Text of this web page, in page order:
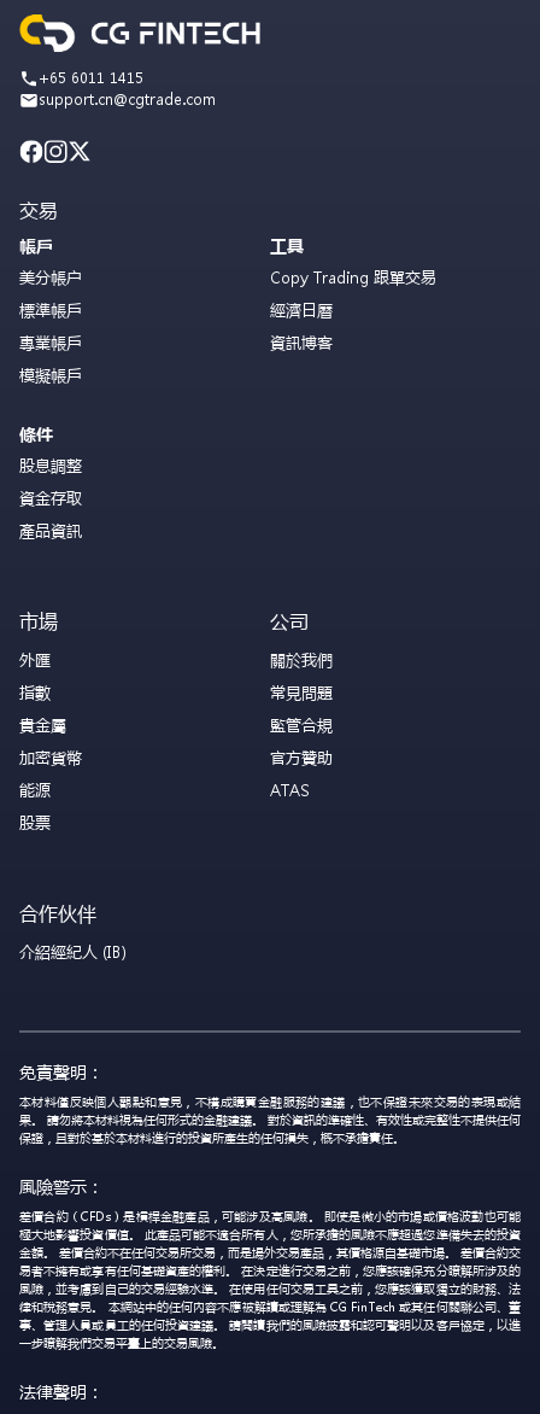
+65 6011 1415
support.cn@cgtrade.com
交易
帳戶
美分帳户
標準帳戶
專業帳戶
模擬帳戶
條件
股息調整
資金存取
產品資訊
工具
Copy Trading 跟單交易
經濟日曆
資訊博客
市場
外匯
指數
貴金屬
加密貨幣
能源
股票
公司
關於我們
常見問題
監管合規
官方贊助
ATAS
合作伙伴
介紹經紀人 (IB)
免責聲明：
本材料僅反映個人觀點和意見，不構成購買金融服務的建議，也不保證未來交易的表現或結
果。 請勿將本材料視為任何形式的金融建議。 對於資訊的準確性、有效性或完整性不提供任何
保證，且對於基於本材料進行的投資所產生的任何損失，概不承擔責任。
風險警示：
差價合約（CFDs）是槓桿金融產品，可能涉及高風險。 即使是微小的市場或價格波動也可能
極大地影響投資價值。 此產品可能不適合所有人，您所承擔的風險不應超過您準備失去的投資
金額。 差價合約不在任何交易所交易，而是場外交易產品，其價格源自基礎市場。 差價合約交
易者不擁有或享有任何基礎資產的權利。 在決定進行交易之前，您應該確保充分瞭解所涉及的
風險，並考慮到自己的交易經驗水準。 在使用任何交易工具之前，您應該獲取獨立的財務、法
律和稅務意見。 本網站中的任何內容不應被解讀或理解為 CG FinTech 或其任何關聯公司、董
事、管理人員或員工的任何投資建議。 請閱讀我們的風險披露和認可聲明以及客戶協定，以進
一步瞭解我們交易平臺上的交易風險。
法律聲明：